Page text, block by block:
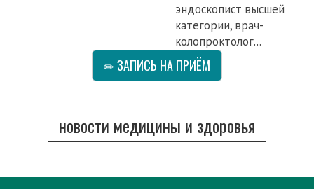
эндоскопист высшей
категории, врач-
колопроктолог...
ЗАПИСЬ НА ПРИЁМ
новости медицины и здоровья